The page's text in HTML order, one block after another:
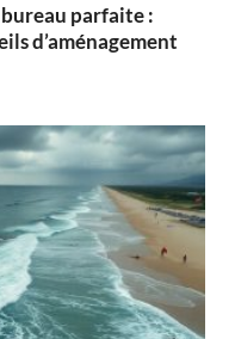
parfaite :
d’aménagement